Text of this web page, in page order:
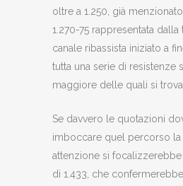
oltre a 1.250, già
1.270-75 rappresentata
canale ribassista iniziato a
tutta una serie di resistenze
maggiore delle quali si trova
Se davvero le quotazioni
imboccare quel percorso la
attenzione si
di 1.433, che